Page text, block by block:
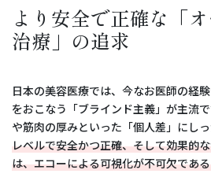
より安全で正確な「
治療」の追求
日本の美容医療では、今なお医師の経
をおこなう「ブラインド主義」が主流
や筋肉の厚みといった「個人差」にしっ
レベルで安全かつ正確、そして効果的
は、エコーによる可視化が不可欠であ